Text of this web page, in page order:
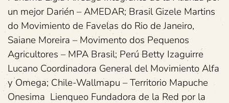
un mejor Darién – AMEDAR; Brasil Gizele Martins
do Movimiento de Favelas do Rio de Janeiro,
Saiane Moreira – Movimento dos Pequenos
Agricultores – MPA Brasil; Perú Betty Izaguirre
Lucano Coordinadora General del Movimiento Alfa
y Omega; Chile-Wallmapu – Territorio Mapuche
Onesima Lienqueo Fundadora de la Red por la